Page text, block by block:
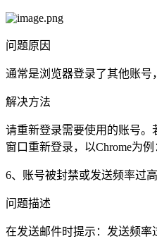
问题原因
通常是浏览器登录了其他账号
解决方法
请重新登录需要使用的账号
窗口重新登录，以Chrome为例
6、账号被封禁或发送频率过
问题描述
在发送邮件时提示：发送频